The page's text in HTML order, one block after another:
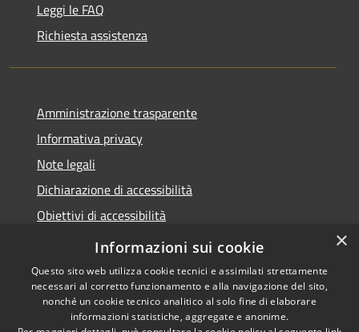
Leggi le FAQ
Richiesta assistenza
Amministrazione trasparente
Informativa privacy
Note legali
Dichiarazione di accessibilità
Obiettivi di accessibilità
Whistleblowing
Copyright © 2026 • Comune di
×
Informazioni sui cookie
Questo sito web utilizza cookie tecnici e assimilati strettamente
necessari al corretto funzionamento e alla navigazione del sito,
nonché un cookie tecnico analitico al solo fine di elaborare
informazioni statistiche, aggregate e anonime.